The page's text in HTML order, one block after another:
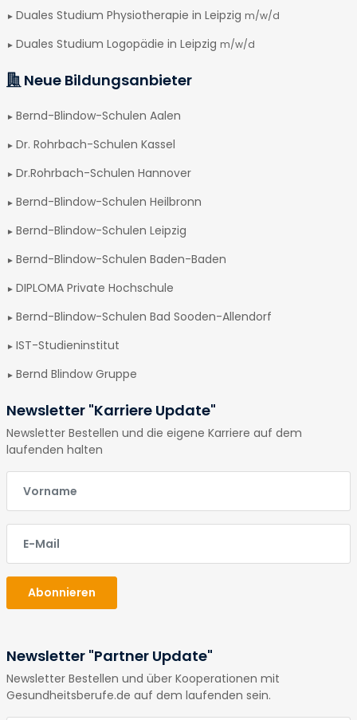
Duales Studium Physiotherapie in Leipzig m/w/d
Duales Studium Logopädie in Leipzig m/w/d
Neue Bildungsanbieter
Bernd-Blindow-Schulen Aalen
Dr. Rohrbach-Schulen Kassel
Dr.Rohrbach-Schulen Hannover
Bernd-Blindow-Schulen Heilbronn
Bernd-Blindow-Schulen Leipzig
Bernd-Blindow-Schulen Baden-Baden
DIPLOMA Private Hochschule
Bernd-Blindow-Schulen Bad Sooden-Allendorf
IST-Studieninstitut
Bernd Blindow Gruppe
Newsletter "Karriere Update"
Newsletter Bestellen und die eigene Karriere auf dem
laufenden halten
Abonnieren
Newsletter "Partner Update"
Newsletter Bestellen und über Kooperationen mit
Gesundheitsberufe.de auf dem laufenden sein.